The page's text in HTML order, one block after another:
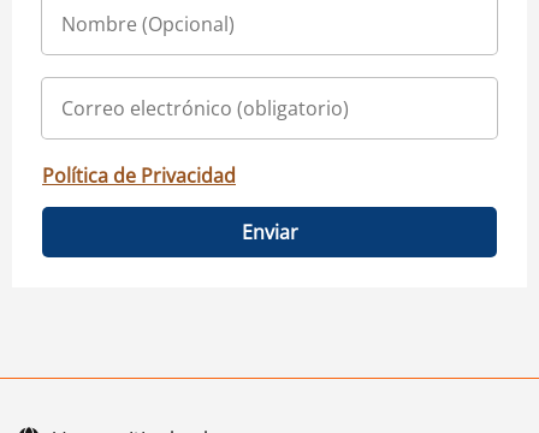
Política de Privacidad
Enviar